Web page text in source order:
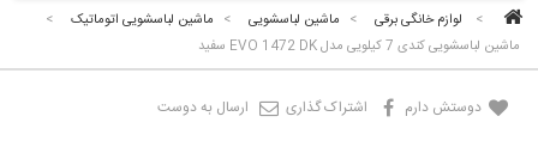
> لوازم خانگی برقی > ماشین لباسشویی > ماشین لباسشویی اتوماتیک
>
ماشین لباسشویی کندی 7 کیلویی مدل EVO 1472 DK سفید
دوستش دارم اشتراک گذاری ارسال به دوست